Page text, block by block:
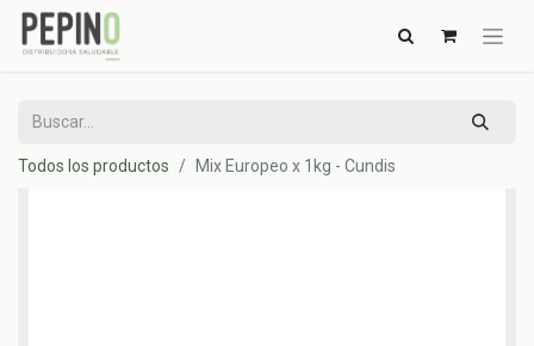
Todos los productos Mix Europeo x 1kg - Cundis